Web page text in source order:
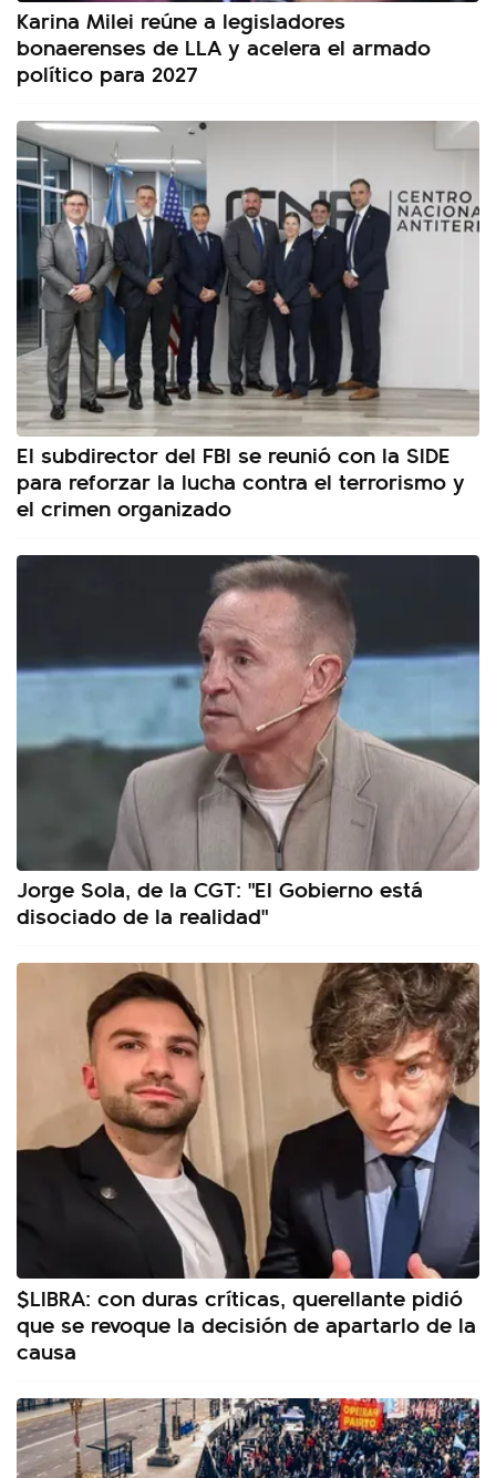
Karina Milei reúne a legisladores
bonaerenses de LLA y acelera el armado
político para 2027
El subdirector del FBI se reunió con la SIDE
para reforzar la lucha contra el terrorismo y
el crimen organizado
Jorge Sola, de la CGT: "El Gobierno está
disociado de la realidad"
$LIBRA: con duras críticas, querellante pidió
que se revoque la decisión de apartarlo de la
causa